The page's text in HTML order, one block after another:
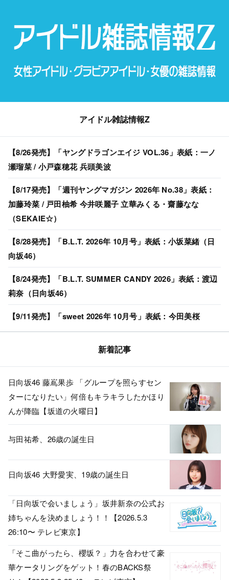
アイドル雑誌情報Z
【8/26発売】「ヤングドラゴンエイジ VOL.36」表紙：一ノ
瀬瑠菜 / 小戸森穂花 兵頭美波
【8/17発売】「週刊ヤングマガジン 2026年 No.38」表紙：
加藤玲菜 / 戸田柚希 今井咲麗子 立華みくる・齋藤なな
（SEKAIE☆）
【8/28発売】「B.L.T. 2026年 10月号」表紙：小坂菜緒（日
向坂46）
【8/24発売】「B.L.T. SUMMER CANDY 2026」表紙：渡辺
莉奈（日向坂46）
【9/11発売】「sweet 2026年 10月号」表紙：今田美桜
新着記事
日向坂46 藤嶌果歩 「グループを照らすセン
ターになりたい」何倍もキラキラしたかほり
んが降臨【坂道の火曜日】
与田祐希、26歳の誕生日
日向坂46 大野愛実、19歳の誕生日
「日向坂で会いましょう」坂井新奈の公式お
姉ちゃんを決めましょう！！【2026.5.3
26:10〜 テレビ東京】
「そこ曲がったら、櫻坂？」力を合わせて豪
華ケータリングをゲット！春のBACKS祭